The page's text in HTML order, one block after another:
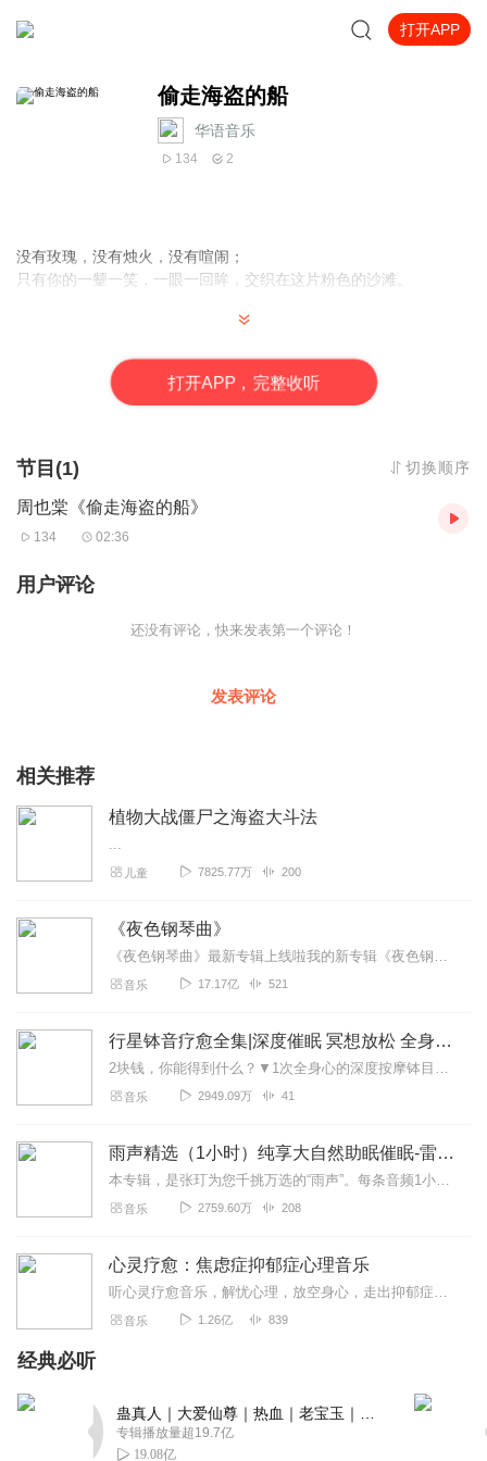
打开APP
偷走海盗的船
华语音乐
134 2
没有玫瑰，没有烛火，没有喧闹；
只有你的一颦一笑，一眼一回眸，交织在这片粉色的沙滩。
打开APP，完整收听
节目(1) 切换顺序
周也棠《偷走海盗的船》
134 02:36
用户评论
还没有评论，快来发表第一个评论！
发表评论
相关推荐
植物大战僵尸之海盗大斗法
...
儿童 7825.77万 200
《夜色钢琴曲》
《夜色钢琴曲》最新专辑上线啦我的新专辑《夜色钢琴曲最新专辑》（点击跳转）已经上线，新专辑是《夜色钢琴曲》的升级版，我精选了诸多经典原创作品与大家分享，愿未来...
音乐 17.17亿 521
行星钵音疗愈全集|深度催眠 冥想放松 全身心深度按摩
2块钱，你能得到什么？▼1次全身心的深度按摩钵目前已广泛地被应用于美容Spa和按摩养生馆的疗程中，许多疗愈师使用铜钵在身体上，发现5分钟铜钵按摩的深度放松，效...
音乐 2949.09万 41
雨声精选（1小时）纯享大自然助眠催眠-雷雨声，下雨
本专辑，是张玎为您千挑万选的“雨声”。每条音频1小时，中间没有打扰。有轻柔细雨、淅淅沥沥；雨滴入水，滴答作响；隐隐雷声，隆隆为伴；流水潺潺，映入耳畔。这里没有音...
音乐 2759.60万 208
心灵疗愈：焦虑症抑郁症心理音乐
听心灵疗愈音乐，解忧心理，放空身心，走出抑郁症、焦虑症、恐惧症等情绪困扰。疗愈音乐=心灵养生最有效的聆听建议：步骤一、选择安静的环境，闭目静卧或坐。步骤二、根据...
音乐 1.26亿 839
经典必听
专辑播放量超19.7亿
19.08亿